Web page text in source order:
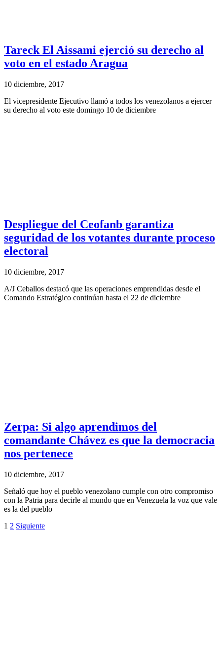
Tareck El Aissami ejerció su derecho al
voto en el estado Aragua
10 diciembre, 2017
El vicepresidente Ejecutivo llamó a todos los venezolanos a ejercer
su derecho al voto este domingo 10 de diciembre
Despliegue del Ceofanb garantiza
seguridad de los votantes durante proceso
electoral
10 diciembre, 2017
A/J Ceballos destacó que las operaciones emprendidas desde el
Comando Estratégico continúan hasta el 22 de diciembre
Zerpa: Si algo aprendimos del
comandante Chávez es que la democracia
nos pertenece
10 diciembre, 2017
Señaló que hoy el pueblo venezolano cumple con otro compromiso
con la Patria para decirle al mundo que en Venezuela la voz que vale
es la del pueblo
1 2 Siguiente